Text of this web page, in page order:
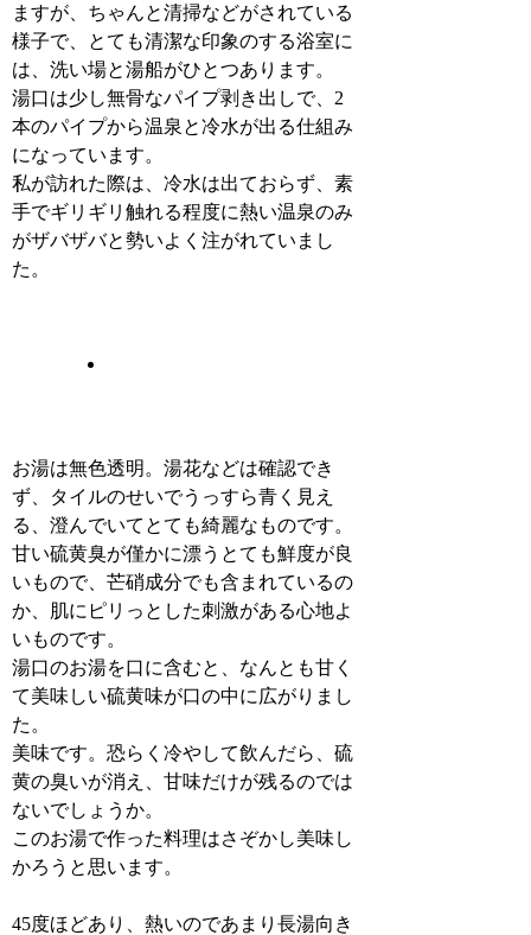
ますが、ちゃんと清掃などがされている
様子で、とても清潔な印象のする浴室に
は、洗い場と湯船がひとつあります。
湯口は少し無骨なパイプ剥き出しで、2
本のパイプから温泉と冷水が出る仕組み
になっています。
私が訪れた際は、冷水は出ておらず、素
手でギリギリ触れる程度に熱い温泉のみ
がザバザバと勢いよく注がれていまし
た。
お湯は無色透明。湯花などは確認でき
ず、タイルのせいでうっすら青く見え
る、澄んでいてとても綺麗なものです。
甘い硫黄臭が僅かに漂うとても鮮度が良
いもので、芒硝成分でも含まれているの
か、肌にピリっとした刺激がある心地よ
いものです。
湯口のお湯を口に含むと、なんとも甘く
て美味しい硫黄味が口の中に広がりまし
た。
美味です。恐らく冷やして飲んだら、硫
黄の臭いが消え、甘味だけが残るのでは
ないでしょうか。
このお湯で作った料理はさぞかし美味し
かろうと思います。
45度ほどあり、熱いのであまり長湯向き